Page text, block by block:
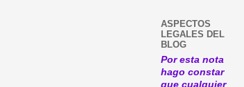
ASPECTOS
LEGALES DEL
BLOG
Por esta nota
hago constar
que cualquier